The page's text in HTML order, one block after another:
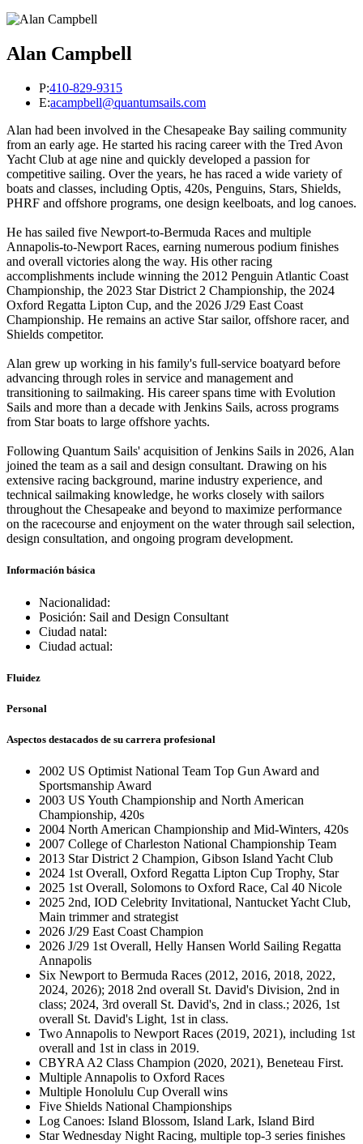
Alan Campbell
P:410-829-9315
E:acampbell@quantumsails.com
Alan had been involved in the Chesapeake Bay sailing community
from an early age. He started his racing career with the Tred Avon
Yacht Club at age nine and quickly developed a passion for
competitive sailing. Over the years, he has raced a wide variety of
boats and classes, including Optis, 420s, Penguins, Stars, Shields,
PHRF and offshore programs, one design keelboats, and log canoes.
He has sailed five Newport-to-Bermuda Races and multiple
Annapolis-to-Newport Races, earning numerous podium finishes
and overall victories along the way. His other racing
accomplishments include winning the 2012 Penguin Atlantic Coast
Championship, the 2023 Star District 2 Championship, the 2024
Oxford Regatta Lipton Cup, and the 2026 J/29 East Coast
Championship. He remains an active Star sailor, offshore racer, and
Shields competitor.
Alan grew up working in his family's full-service boatyard before
advancing through roles in service and management and
transitioning to sailmaking. His career spans time with Evolution
Sails and more than a decade with Jenkins Sails, across programs
from Star boats to large offshore yachts.
Following Quantum Sails' acquisition of Jenkins Sails in 2026, Alan
joined the team as a sail and design consultant. Drawing on his
extensive racing background, marine industry experience, and
technical sailmaking knowledge, he works closely with sailors
throughout the Chesapeake and beyond to maximize performance
on the racecourse and enjoyment on the water through sail selection,
design consultation, and ongoing program development.
Información básica
Nacionalidad:
Posición: Sail and Design Consultant
Ciudad natal:
Ciudad actual:
Fluidez
Personal
Aspectos destacados de su carrera profesional
2002 US Optimist National Team Top Gun Award and
Sportsmanship Award
2003 US Youth Championship and North American
Championship, 420s
2004 North American Championship and Mid-Winters, 420s
2007 College of Charleston National Championship Team
2013 Star District 2 Champion, Gibson Island Yacht Club
2024 1st Overall, Oxford Regatta Lipton Cup Trophy, Star
2025 1st Overall, Solomons to Oxford Race, Cal 40 Nicole
2025 2nd, IOD Celebrity Invitational, Nantucket Yacht Club,
Main trimmer and strategist
2026 J/29 East Coast Champion
2026 J/29 1st Overall, Helly Hansen World Sailing Regatta
Annapolis
Six Newport to Bermuda Races (2012, 2016, 2018, 2022,
2024, 2026); 2018 2nd overall St. David's Division, 2nd in
class; 2024, 3rd overall St. David's, 2nd in class.; 2026, 1st
overall St. David's Light, 1st in class.
Two Annapolis to Newport Races (2019, 2021), including 1st
overall and 1st in class in 2019.
CBYRA A2 Class Champion (2020, 2021), Beneteau First.
Multiple Annapolis to Oxford Races
Multiple Honolulu Cup Overall wins
Five Shields National Championships
Log Canoes: Island Blossom, Island Lark, Island Bird
Star Wednesday Night Racing, multiple top-3 series finishes